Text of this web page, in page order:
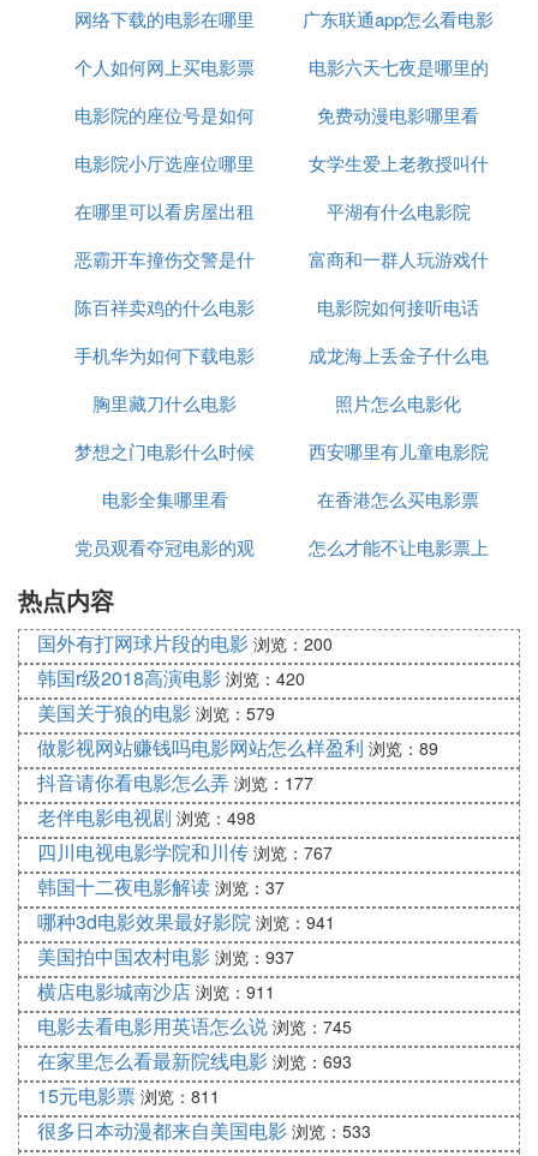
在线素材库如视觉中国、千图网、昵图网等则提供了
高质量的影视剪辑素材，部分免费，部分需付费。你
可以根据自己的需求选择合适的素材。
最后，社区分享平台如B站、抖音等也是获取剪辑素
辑素材，你可以通过交流获取你需要的资源。
据自己的需求和实际情况选择合适的方式。同时，也
要注意素材的版权问题，确保你的剪辑作品合法合
❸ 电影片段怎么截取和剪辑
瓜视频，抖音等短视频
平台活跃着很多这类账号，但
是运营相对困难并且有一定的风险，这个我后面再
手机版由于目前不管是安卓机还是IOS，主流的视频
APP对文件管理都不再像电脑端一样可以方便的打开
读取文件，都是内置于APP，因此不方便下载和截
取，这里推荐录屏，大多数手机均支持该功能，不需
要下载其他工具，实在不支持的可以使用录屏大师等
工具，也简单快捷。
录完屏后，进去第二部，去水印，不管你是从哪下载
或录屏的视频，肯定带有平台水印，如果不去水印就
直接发，那么是不会获得视频推荐的，甚至可能过不
了审核。
那么去水印的方法有哪些呢？
1.在视频剪辑的时候处理，通过覆盖，裁剪等方法让
水印不出现。
2.使用水印大师等第三方APP，去除水印，方法简单
大多数也都是免费的，但是该方法会降低视频清晰
度，不推荐
成电影
网络下载的电影在哪里
可以看
广东联通app怎么看电影
个人如何网上买电影票
电影六天七夜是哪里的
海
电影院的座位号是如何
排列的
免费动漫电影哪里看
电影院小厅选座位哪里
好
女学生爱上老教授叫什
么电影
在哪里可以看房屋出租
电影
平湖有什么电影院
恶霸开车撞伤交警是什
么电影
富商和一群人玩游戏什
么电影
陈百祥卖鸡的什么电影
电影院如何接听电话
手机华为如何下载电影
成龙海上丢金子什么电
影
胸里藏刀什么电影
照片怎么电影化
梦想之门电影什么时候
上映
西安哪里有儿童电影院
电影全集哪里看
在香港怎么买电影票
党员观看夺冠电影的观
怎么才能不让电影票上
热点内容
国外有打网球片段的电影 浏览：200
韩国r级2018高演电影 浏览：420
美国关于狼的电影 浏览：579
做影视网站赚钱吗电影网站怎么样盈利 浏览：89
抖音请你看电影怎么弄 浏览：177
老伴电影电视剧 浏览：498
四川电视电影学院和川传 浏览：767
韩国十二夜电影解读 浏览：37
哪种3d电影效果最好影院 浏览：941
美国拍中国农村电影 浏览：937
横店电影城南沙店 浏览：911
电影去看电影用英语怎么说 浏览：745
在家里怎么看最新院线电影 浏览：693
15元电影票 浏览：811
很多日本动漫都来自美国电影 浏览：533